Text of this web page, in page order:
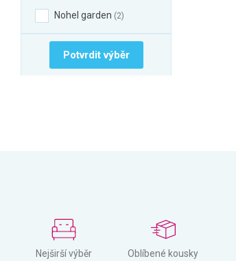
Nohel garden 2
Potvrdit výběr
Nejširší výběr
Oblíbené kousky